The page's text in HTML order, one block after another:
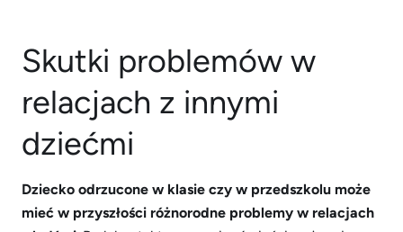
Skutki problemów w
relacjach z innymi
dziećmi
Dziecko odrzucone w klasie czy w przedszkolu może
mieć w przyszłości różnorodne problemy w relacjach